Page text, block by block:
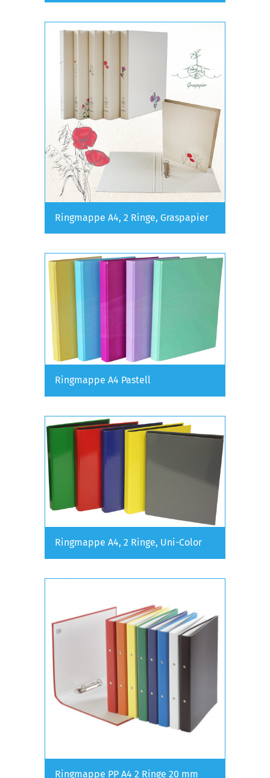
Ringmappe A4, 2 Ringe, Graspapier
Ringmappe A4 Pastell
Ringmappe A4, 2 Ringe, Uni-Color
Ringmappe PP A4 2 Ringe 20 mm